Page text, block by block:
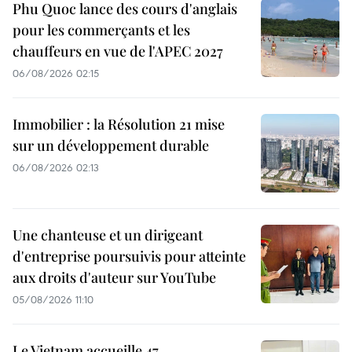
Phu Quoc lance des cours d'anglais
pour les commerçants et les
chauffeurs en vue de l'APEC 2027
06/08/2026 02:15
Immobilier : la Résolution 21 mise
sur un développement durable
06/08/2026 02:13
Une chanteuse et un dirigeant
d'entreprise poursuivis pour atteinte
aux droits d'auteur sur YouTube
05/08/2026 11:10